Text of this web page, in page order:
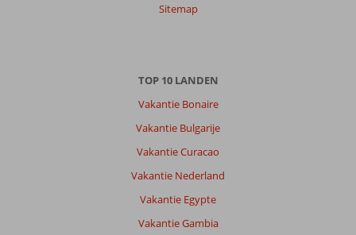
Sitemap
TOP 10 LANDEN
Vakantie Bonaire
Vakantie Bulgarije
Vakantie Curacao
Vakantie Nederland
Vakantie Egypte
Vakantie Gambia